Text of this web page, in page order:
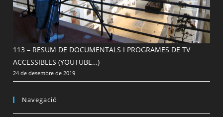
113 – RESUM DE DOCUMENTALS I PROGRAMES DE TV
ACCESSIBLES (YOUTUBE…)
24 de desembre de 2019
Navegació